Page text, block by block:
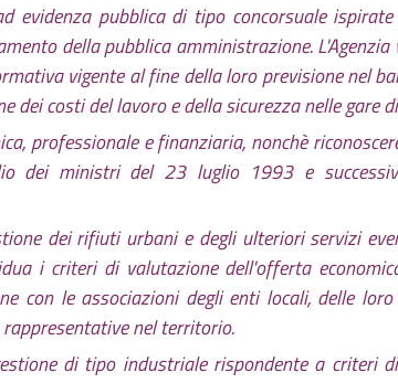
evidenza pubblica di tipo concorsuale
della pubblica amministrazione. L'Agenzia
vigente al fine della loro previsione nel
dei costi del lavoro e della sicurezza nelle gare
professionale e finanziaria, nonchè
dei ministri del 23 luglio 1993 e
dei rifiuti urbani e degli ulteriori servizi
i criteri di valutazione dell'offerta
con le associazioni degli enti locali, delle
nel territorio.
di tipo industriale rispondente a criteri